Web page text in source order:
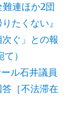
連ほか2団
たくない』
ぐ」との報
）
ル石井議員
答［不法滞在